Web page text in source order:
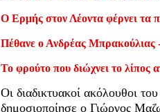
Ο Ερμής στον Λέοντα φέρνει τα
Πέθανε ο Ανδρέας Μπρακούλιας
Το φρούτο που διώχνει το λίπος
Οι διαδικτυακοί ακόλουθοι
δημοσιοποίησε ο Γιώργος